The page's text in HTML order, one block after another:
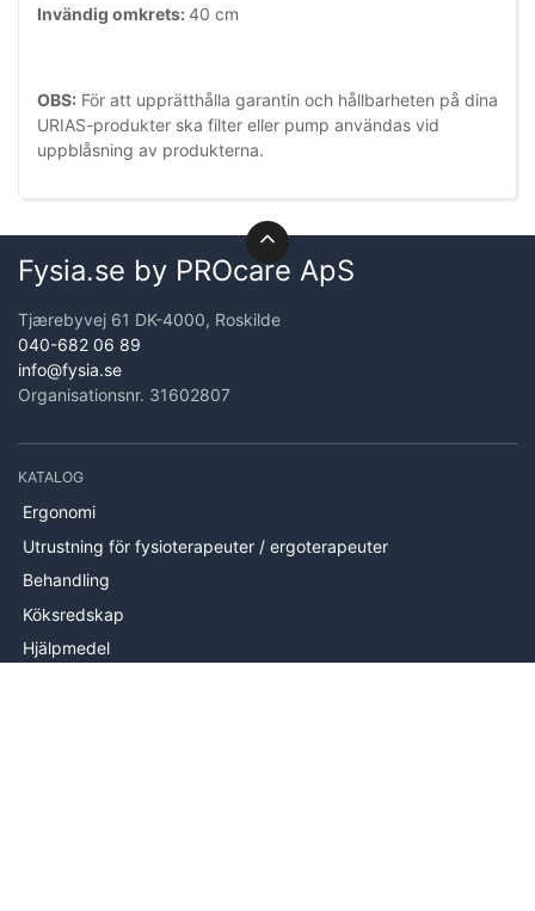
Invändig omkrets:40 cm
OBS: För att upprätthålla garantin och hållbarheten på dina
URIAS-produkter ska filter eller pump användas vid
uppblåsning av produkterna.
Fysia.se by PROcare ApS
Tjærebyvej 61 DK-4000, Roskilde
040-682 06 89
info@fysia.se
Organisationsnr. 31602807
KATALOG
Ergonomi
Utrustning för fysioterapeuter / ergoterapeuter
Behandling
Köksredskap
Hjälpmedel